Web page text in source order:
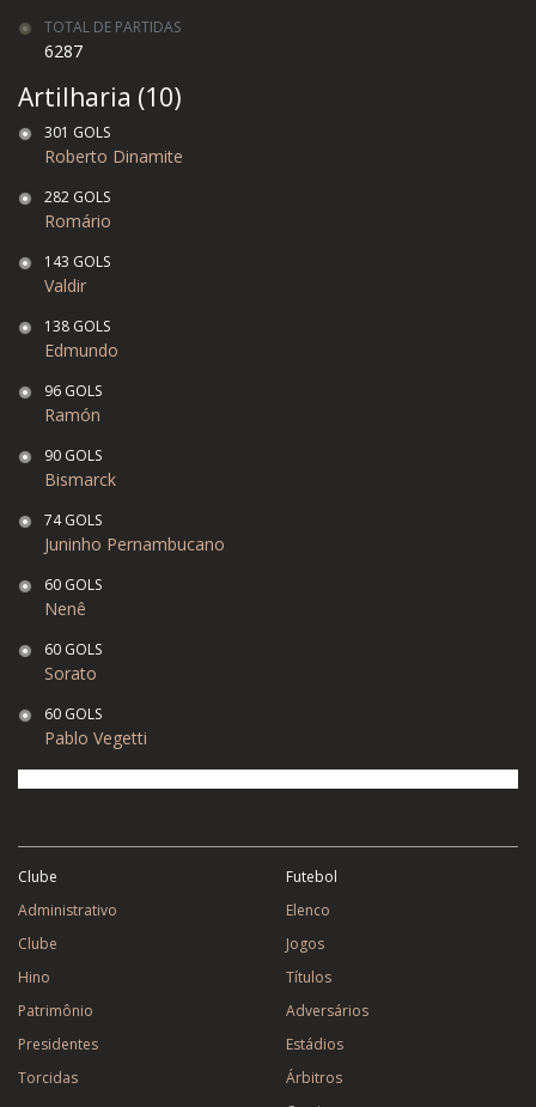
TOTAL DE PARTIDAS
6287
Artilharia (10)
301 GOLS
Roberto Dinamite
282 GOLS
Romário
143 GOLS
Valdir
138 GOLS
Edmundo
96 GOLS
Ramón
90 GOLS
Bismarck
74 GOLS
Juninho Pernambucano
60 GOLS
Nenê
60 GOLS
Sorato
60 GOLS
Pablo Vegetti
Clube
Administrativo
Clube
Hino
Patrimônio
Presidentes
Torcidas
Futebol
Elenco
Jogos
Títulos
Adversários
Estádios
Árbitros